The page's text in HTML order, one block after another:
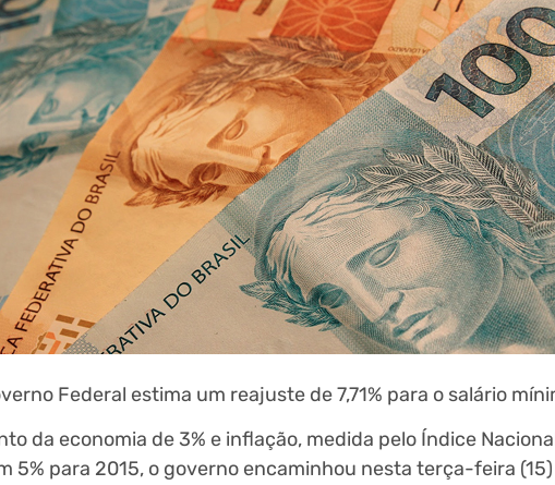
Federal estima um reajuste de 7,71% para o salário
da economia de 3% e inflação, medida pelo Índice
5% para 2015, o governo encaminhou nesta terça-feira